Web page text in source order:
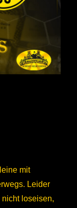
mit
Leider
loseisen,